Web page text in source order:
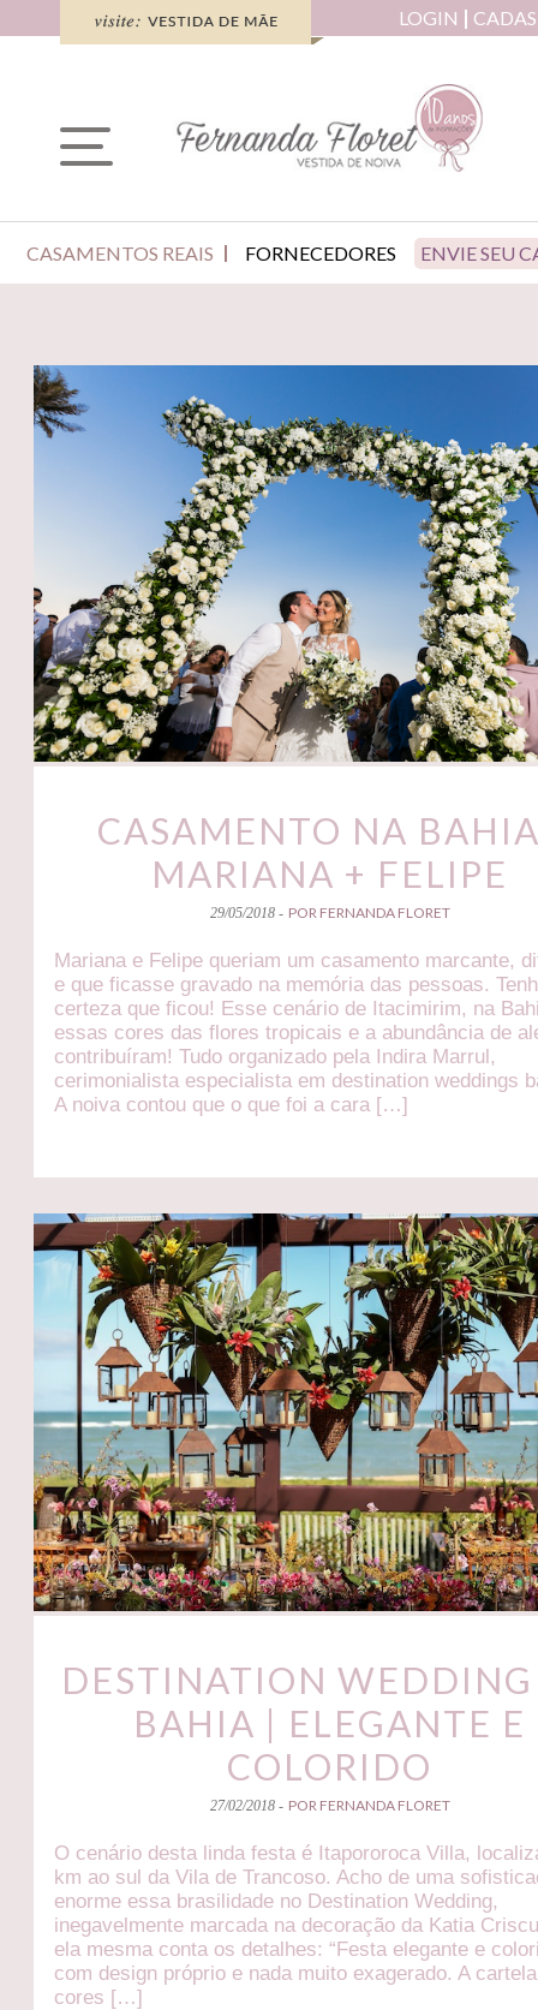
LOGIN
CASAMENTOS REAIS FORNECEDORES ENVIE SEU
CASAMENTO NA
MARIANA + FELIPE
29/05/2018 - POR FERNANDA FLORET
Mariana e Felipe queriam um casamento marcante,
e que ficasse gravado na memória das pessoas.
certeza que ficou! Esse cenário de Itacimirim, na
essas cores das flores tropicais e a abundância de
contribuíram! Tudo organizado pela Indira Marrul,
cerimonialista especialista em destination weddings
A noiva contou que o que foi a cara […]
DESTINATION
BAHIA | ELEGANTE E
COLORIDO
27/02/2018 - POR FERNANDA FLORET
O cenário desta linda festa é Itapororoca Villa,
km ao sul da Vila de Trancoso. Acho de uma
enorme essa brasilidade no Destination Wedding,
inegavelmente marcada na decoração da Katia
ela mesma conta os detalhes: “Festa elegante e
com design próprio e nada muito exagerado. A
cores […]